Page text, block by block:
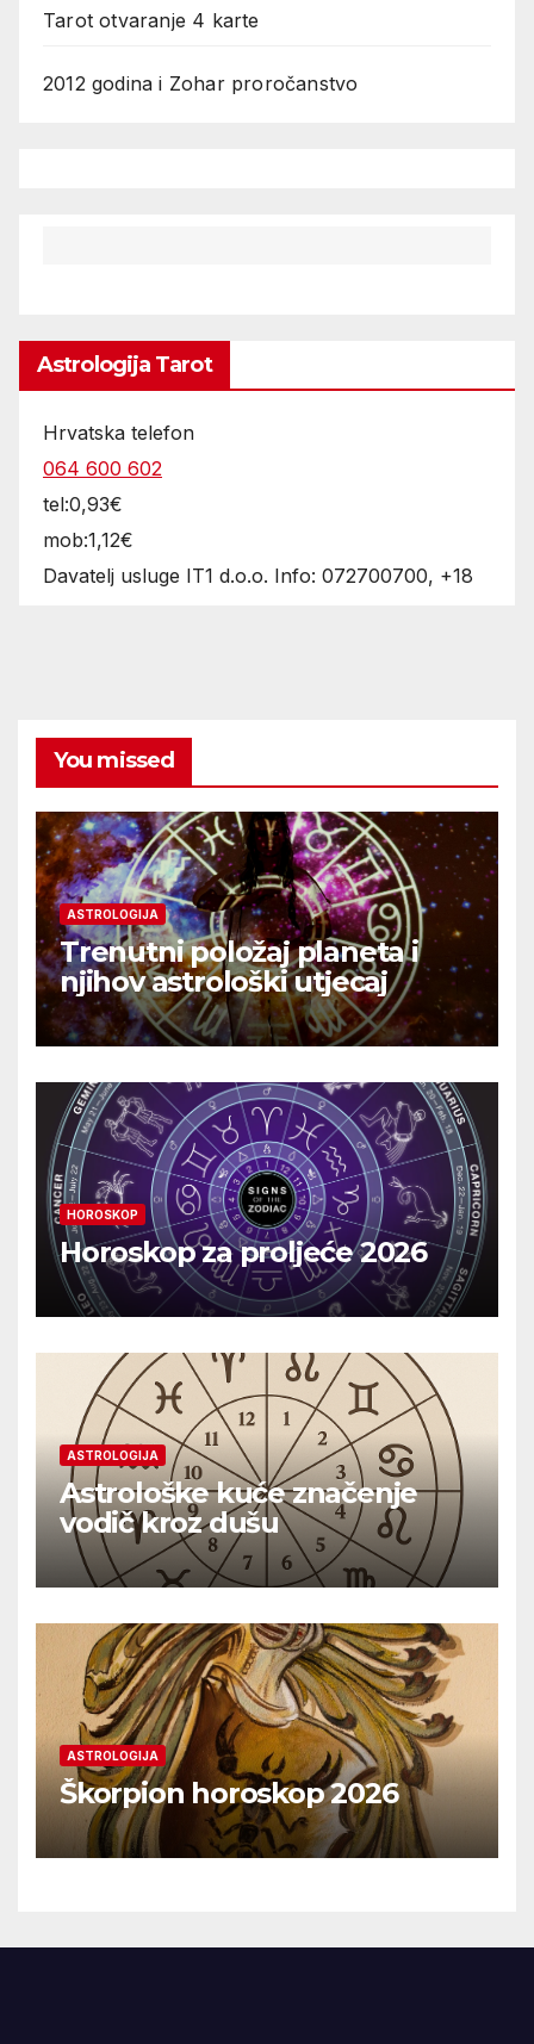
Tarot otvaranje 4 karte
2012 godina i Zohar proročanstvo
Astrologija Tarot
Hrvatska telefon
064 600 602
tel:0,93€
mob:1,12€
Davatelj usluge IT1 d.o.o. Info: 072700700, +18
You missed
ASTROLOGIJA
Trenutni položaj planeta i
njihov astrološki utjecaj
HOROSKOP
Horoskop za proljeće 2026
ASTROLOGIJA
Astrološke kuće značenje
vodič kroz dušu
ASTROLOGIJA
Škorpion horoskop 2026